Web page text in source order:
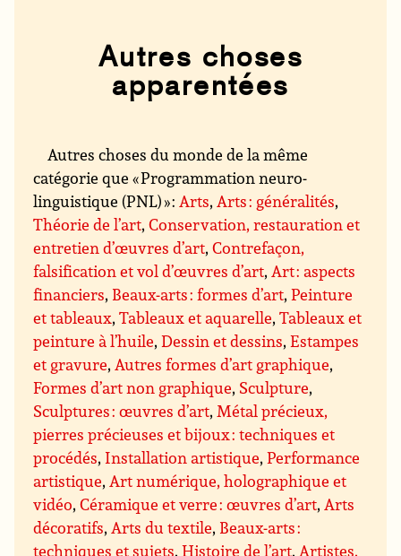
Autres choses
apparentées
Autres choses du monde de la même
catégorie que « Programmation neuro-
linguistique (PNL) » :Arts,Arts : généralités,
Théorie de l’art,Conservation, restauration et
entretien d’œuvres d’art,Contrefaçon,
falsification et vol d’œuvres d’art,Art : aspects
financiers, Beaux-arts : formes d’art,Peinture
et tableaux,Tableaux et aquarelle,Tableaux et
peinture à l’huile,Dessin et dessins,Estampes
et gravure,Autres formes d’art graphique,
Formes d’art non graphique, Sculpture,
Sculptures : œuvres d’art,Métal précieux,
pierres précieuses et bijoux : techniques et
procédés, Installation artistique,Performance
artistique,Art numérique, holographique et
vidéo,Céramique et verre : œuvres d’art,Arts
décoratifs,Arts du textile, Beaux-arts :
techniques et sujets,Histoire de l’art,Artistes,